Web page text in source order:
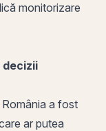
monitorizare
decizii
România a fost
ar putea